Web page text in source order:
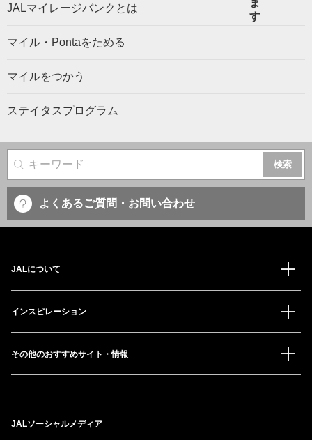
JALマイレージバンクとは
マイル・Pontaをためる
マイルをつかう
ステイタスプログラム
サイト内検索
よくあるご質問・お問い合わせ
JALについて
インスピレーション
その他のおすすめサイト・情報
JALソーシャルメディア